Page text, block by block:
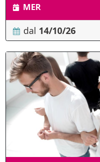
MER
dal 14/10/26